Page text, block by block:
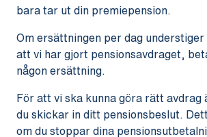
bara tar ut din premiepension.
Om ersättningen per dag
att vi har gjort pensionsavdraget,
någon ersättning.
För att vi ska kunna göra rätt
du skickar in ditt pensionsbeslut.
om du stoppar dina